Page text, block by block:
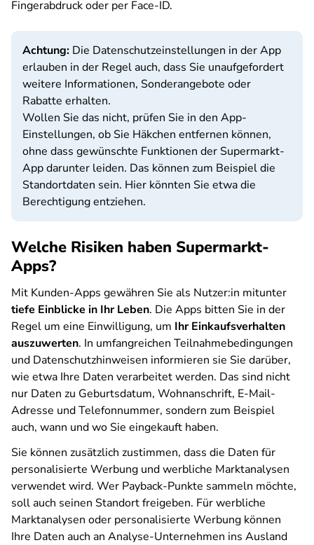
Fingerabdruck oder per Face-ID.
Achtung: Die Datenschutzeinstellungen in der App
erlauben in der Regel auch, dass Sie unaufgefordert
weitere Informationen, Sonderangebote oder
Rabatte erhalten.
Wollen Sie das nicht, prüfen Sie in den App-
Einstellungen, ob Sie Häkchen entfernen können,
ohne dass gewünschte Funktionen der Supermarkt-
App darunter leiden. Das können zum Beispiel die
Standortdaten sein. Hier könnten Sie etwa die
Berechtigung entziehen.
Welche Risiken haben Supermarkt-
Apps?
Mit Kunden-Apps gewähren Sie als Nutzer:in mitunter
tiefe Einblicke in Ihr Leben. Die Apps bitten Sie in der
Regel um eine Einwilligung, um Ihr Einkaufsverhalten
auszuwerten. In umfangreichen Teilnahmebedingungen
und Datenschutzhinweisen informieren sie Sie darüber,
wie etwa Ihre Daten verarbeitet werden. Das sind nicht
nur Daten zu Geburtsdatum, Wohnanschrift, E-Mail-
Adresse und Telefonnummer, sondern zum Beispiel
auch, wann und wo Sie eingekauft haben.
Sie können zusätzlich zustimmen, dass die Daten für
personalisierte Werbung und werbliche Marktanalysen
verwendet wird. Wer Payback-Punkte sammeln möchte,
soll auch seinen Standort freigeben. Für werbliche
Marktanalysen oder personalisierte Werbung können
Ihre Daten auch an Analyse-Unternehmen ins Ausland